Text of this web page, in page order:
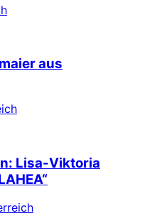
aus
Lisa-Viktoria